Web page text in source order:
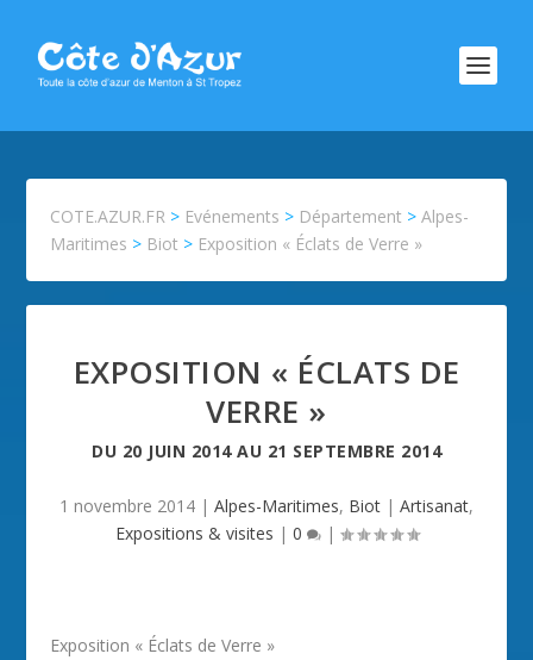
COTE.AZUR.FR > Evénements > Département >Alpes-
Maritimes > Biot > Exposition « Éclats de Verre »
EXPOSITION « ÉCLATS DE
VERRE »
DU 20 JUIN 2014AU 21 SEPTEMBRE 2014
1 novembre 2014 | Alpes-Maritimes, Biot | Artisanat,
Expositions & visites | 0 |
Exposition « Éclats de Verre »